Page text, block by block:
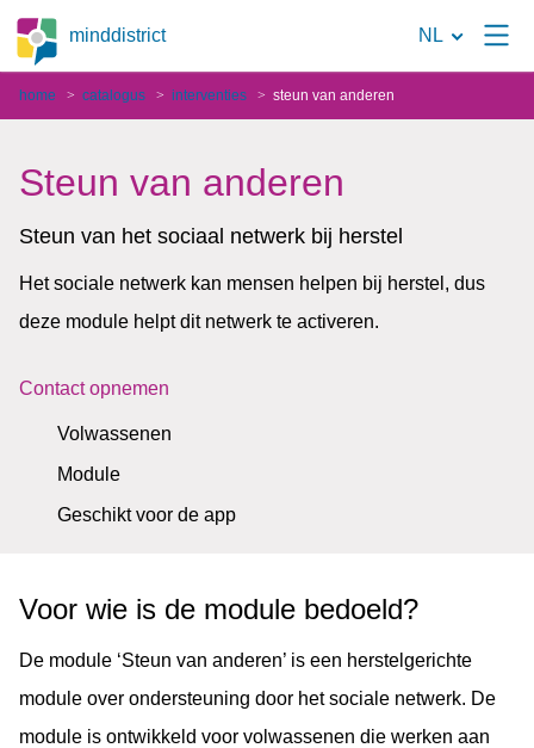
minddistrict
Naar
de
NL
home catalogus interventies steun van anderen
Steun van anderen
Steun van het sociaal netwerk bij herstel
Het sociale netwerk kan mensen helpen bij herstel, dus
deze module helpt dit netwerk te activeren.
Contact opnemen
Volwassenen
Module
Geschikt voor de app
Voor wie is de module bedoeld?
De module ‘Steun van anderen’ is een herstelgerichte
module over ondersteuning door het sociale netwerk. De
module is ontwikkeld voor volwassenen die werken aan